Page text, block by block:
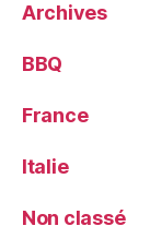
Archives
BBQ
France
Italie
Non classé